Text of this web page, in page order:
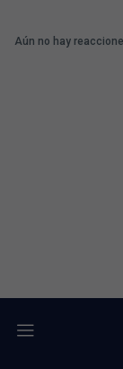
Aún no hay